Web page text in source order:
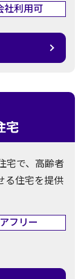
社利用可
宅
宅で、高齢者
る住宅を提供
フリー